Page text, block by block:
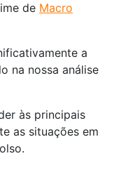
de Macro
a
na nossa análise
às principais
as situações em